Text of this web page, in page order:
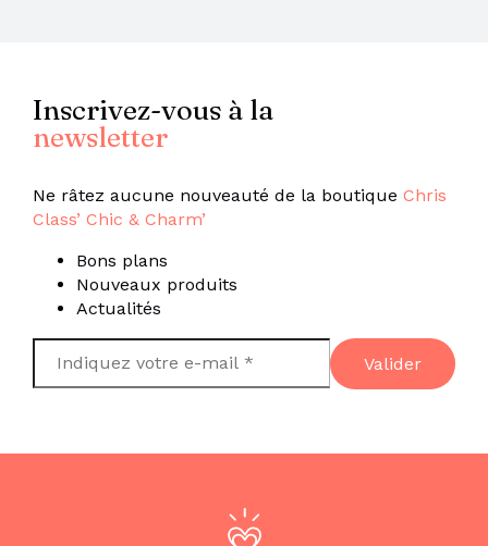
Inscrivez-vous à la
newsletter
Ne râtez aucune nouveauté de la boutique Chris
Class’ Chic & Charm’
Bons plans
Nouveaux produits
Actualités